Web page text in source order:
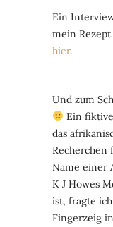
Ein
mein
hier.
Und zum
Ein
das
Recherchen
Name einer
K J Howes
ist, fragte
Fingerzeig